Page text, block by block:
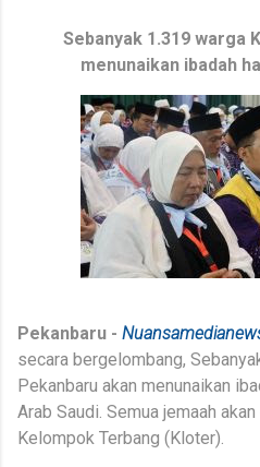
merupakan landasan penting
Orang beriman selalu bisa
Sebanyak 1.319 warga
menunaikan ibadah
Pekanbaru -
secara bergelombang,
Pekanbaru akan menunaikan
Arab Saudi. Semua jemaah
Kelompok Terbang (Kloter).